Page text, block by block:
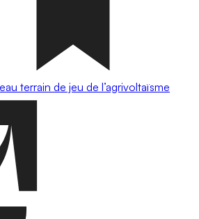
terrain de jeu de l’agrivoltaïsme